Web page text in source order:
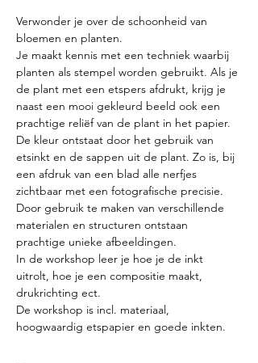
Verwonder je over de schoonheid van
bloemen en planten.
Je maakt kennis met een techniek waarbij
planten als stempel worden gebruikt. Als je
de plant met een etspers afdrukt, krijg je
naast een mooi gekleurd beeld ook een
prachtige reliëf van de plant in het papier.
De kleur ontstaat door het gebruik van
etsinkt en de sappen uit de plant. Zo is, bij
een afdruk van een blad alle nerfjes
zichtbaar met een fotografische precisie.
Door gebruik te maken van verschillende
materialen en structuren ontstaan
prachtige unieke afbeeldingen.
In de workshop leer je hoe je de inkt
uitrolt, hoe je een compositie maakt,
drukrichting ect.
De workshop is incl. materiaal,
hoogwaardig etspapier en goede inkten.